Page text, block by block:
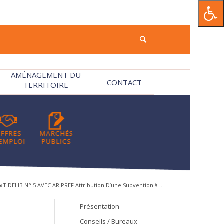
AMÉNAGEMENT DU
TERRITOIRE
CONTACT
DELIB N° 5 AVEC AR PREF Attribution D’une Subvention à ...
Présentation
Conseils / Bureaux